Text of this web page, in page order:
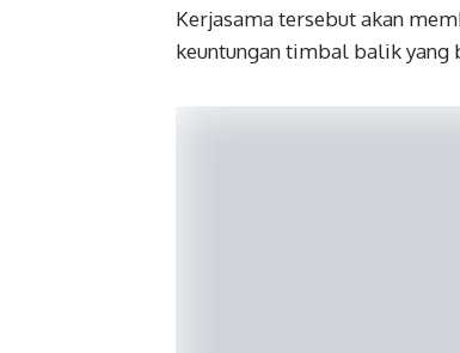
Kerjasama tersebut akan
keuntungan timbal balik yang